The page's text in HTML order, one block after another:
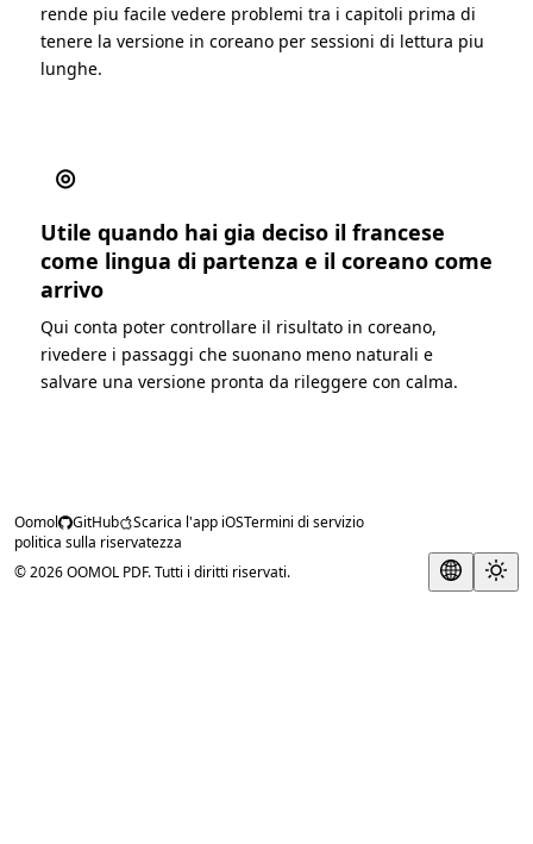
rende piu facile vedere problemi tra i capitoli prima di
tenere la versione in coreano per sessioni di lettura piu
lunghe.
◎
Utile quando hai gia deciso il francese
come lingua di partenza e il coreano come
arrivo
Qui conta poter controllare il risultato in coreano,
rivedere i passaggi che suonano meno naturali e
salvare una versione pronta da rileggere con calma.
Oomol GitHub Scarica l'app iOSTermini di servizio
politica sulla riservatezza
© 2026 OOMOL PDF. Tutti i diritti riservati.